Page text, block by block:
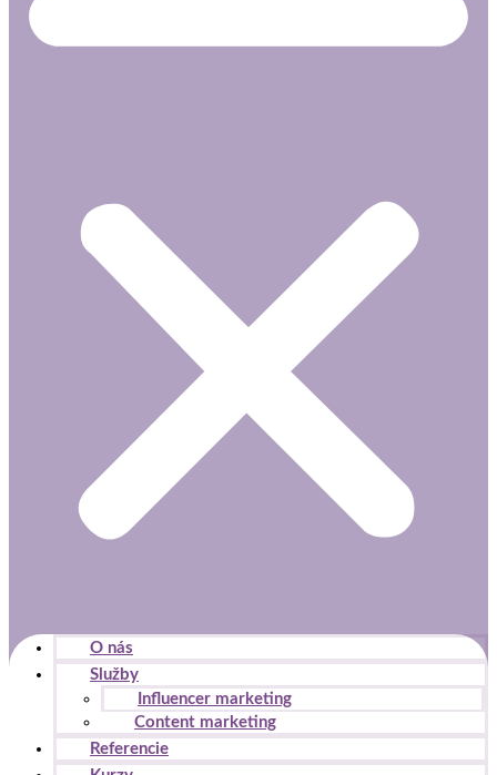
O nás
Služby
Influencer marketing
Content marketing
Referencie